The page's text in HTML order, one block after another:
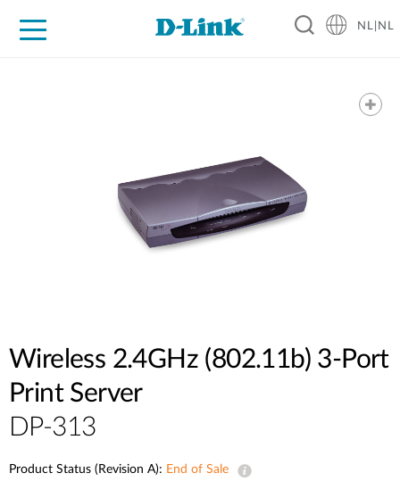
NL|NL
Wireless 2.4GHz (802.11b) 3-Port
Print Server
DP-313
Product Status (Revision A): End of Sale